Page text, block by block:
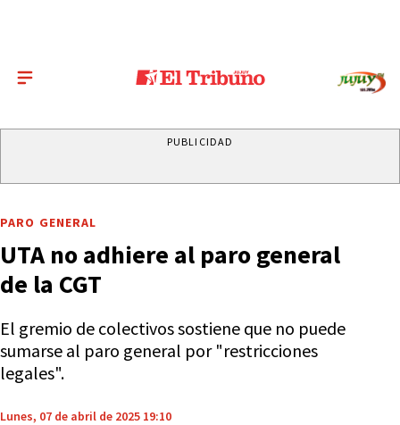
PUBLICIDAD
PARO GENERAL
UTA no adhiere al paro general
de la CGT
El gremio de colectivos sostiene que no puede
sumarse al paro general por "restricciones
legales".
Lunes, 07 de abril de 2025 19:10